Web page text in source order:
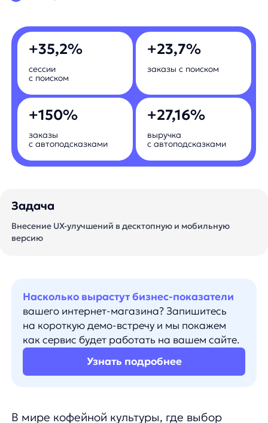
сессии
+150%
заказы
+27,16%
Задача
Внесение UX-улучшений в десктопную и мобильную
версию
вашего интернет-магазина? Запишитесь
на короткую демо-встречу и мы покажем
как сервис будет работать на вашем сайте.
В мире кофейной культуры, где выбор
зерен и ароматов играет ключевую роль,
внедрение умного поиска в магазины кофе
становится неотъемлемой частью
оптимизации пользовательского опыта.
Технология умного поиска не только
предложить персонализированные